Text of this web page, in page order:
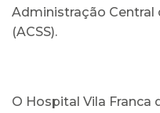
Administração Central
(ACSS).
O Hospital Vila Franca